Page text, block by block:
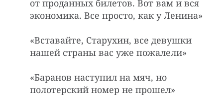
от пpоданных билетов. Вот вам и вся
экономика. Все пpосто, как y Ленина»
«Вставайте, Старухин, все девушки
нашей страны вас уже пожалели»
«Баpанов настyпил на мяч, но
полотеpский номеp не пpошел»